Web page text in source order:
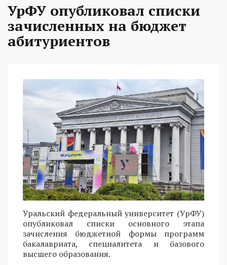
УрФУ опубликовал списки
зачисленных на бюджет
абитуриентов
Уральский федеральный университет (УрФУ)
опубликовал списки основного этапа
зачисления бюджетной формы программ
бакалавриата, специалитета и базового
высшего образования.